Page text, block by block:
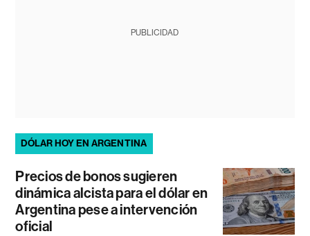
PUBLICIDAD
DÓLAR HOY EN ARGENTINA
Precios de bonos sugieren
dinámica alcista para el dólar en
Argentina pese a intervención
oficial